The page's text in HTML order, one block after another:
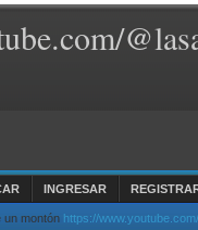
INGRESAR
un montón https://